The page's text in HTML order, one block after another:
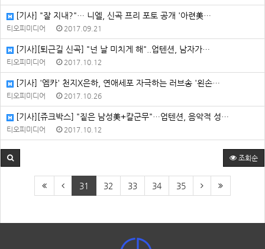
[기사] "잘 지내?"… 니엘, 신곡 프리 포토 공개 '아련美…
티오피미디어 2017.09.21
[기사][퇴근길 신곡] "넌 날 미치게 해"..업텐션, 남자가…
티오피미디어 2017.10.12
[기사] '엠카' 천지X은하, 연애세포 자극하는 러브송 '왼손…
티오피미디어 2017.10.26
[기사][쥬크박스] "짙은 남성美+칼군무"…업텐션, 음악적 성…
티오피미디어 2017.10.12
조회순
31 32 33 34 35